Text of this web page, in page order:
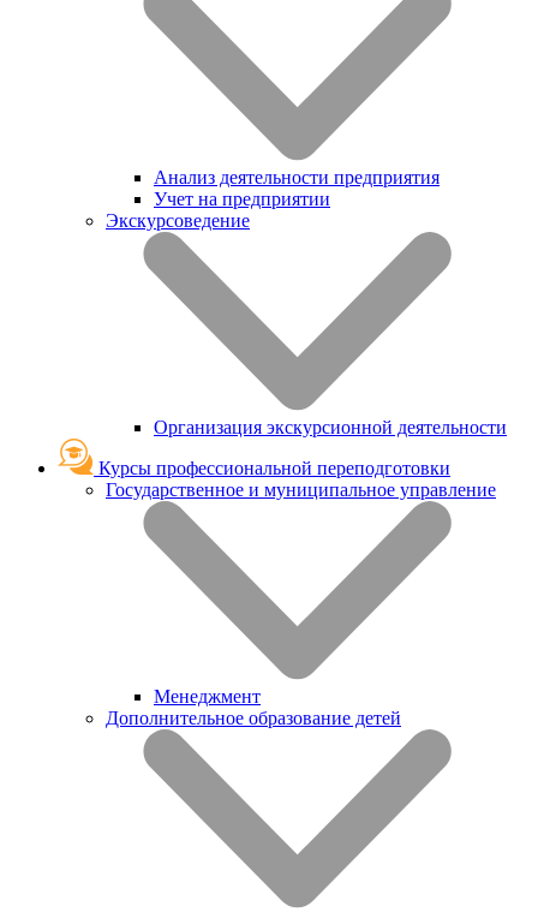
Анализ деятельности предприятия
Учет на предприятии
Экскурсоведение
Организация экскурсионной деятельности
Курсы профессиональной переподготовки
Государственное и муниципальное управление
Менеджмент
Дополнительное образование детей